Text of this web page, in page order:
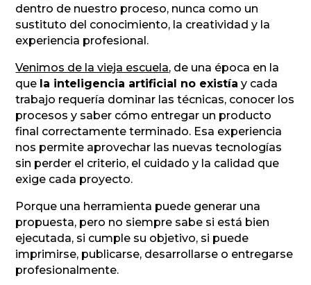
dentro de nuestro proceso, nunca como un
sustituto del conocimiento, la creatividad y la
experiencia profesional.
Venimos de la vieja escuela, de una época en la
que la inteligencia artificial no existía y cada
trabajo requería dominar las técnicas, conocer los
procesos y saber cómo entregar un producto
final correctamente terminado. Esa experiencia
nos permite aprovechar las nuevas tecnologías
sin perder el criterio, el cuidado y la calidad que
exige cada proyecto.
Porque una herramienta puede generar una
propuesta, pero no siempre sabe si está bien
ejecutada, si cumple su objetivo, si puede
imprimirse, publicarse, desarrollarse o entregarse
profesionalmente.